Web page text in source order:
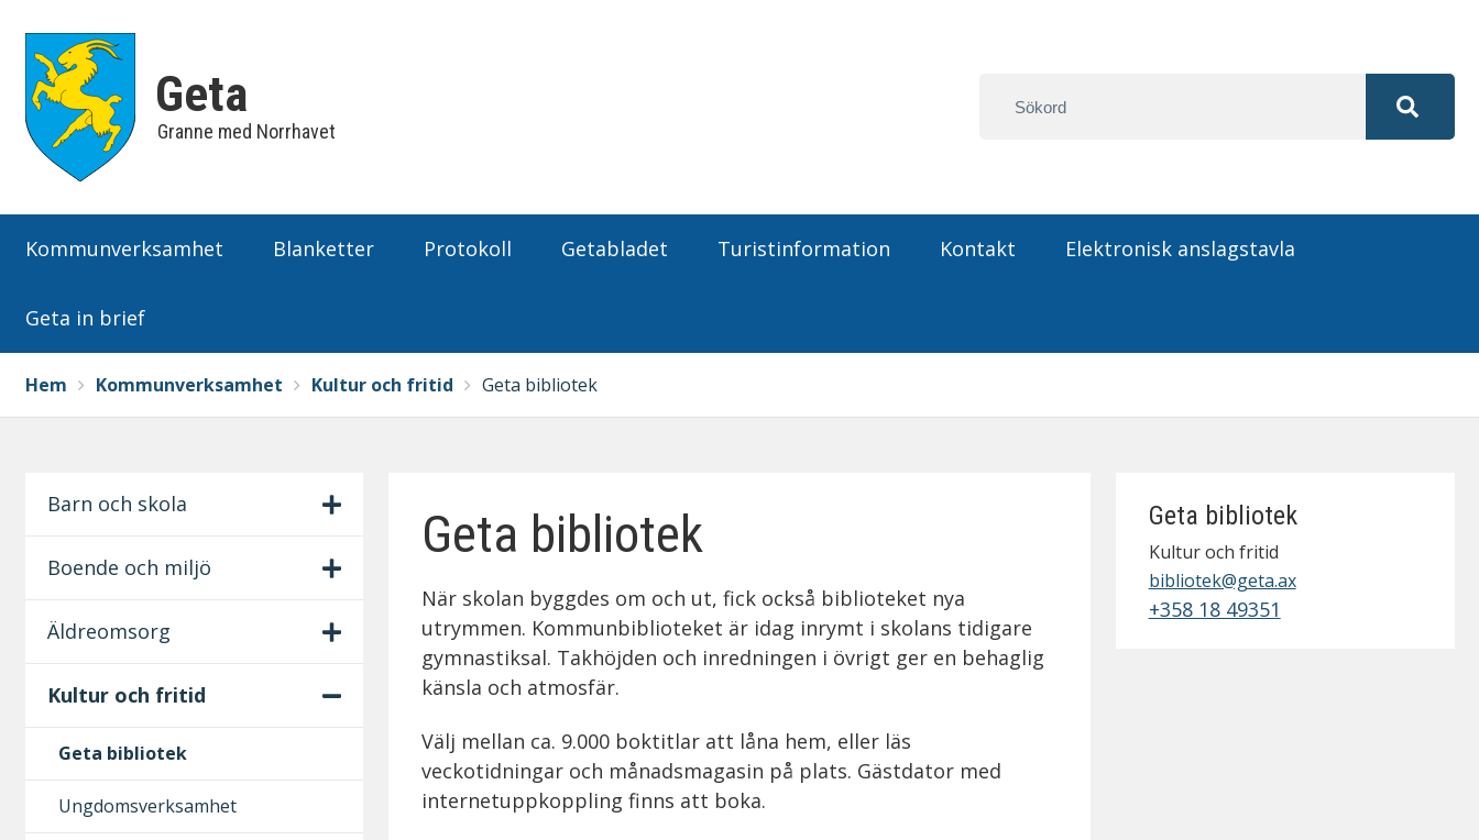
Geta
Granne med Norrhavet
Huvudmeny
Kommunverksamhet Blanketter Protokoll Getabladet Turistinformation Kontakt Elektronisk anslagstavla
Geta in brief
Breadcrumbs
You
are
Hem Kommunverksamhet Kultur och fritid Geta bibliotek
Geta bibliotek
När skolan byggdes om och ut, fick också biblioteket nya
utrymmen. Kommunbiblioteket är idag inrymt i skolans tidigare
gymnastiksal. Takhöjden och inredningen i övrigt ger en behaglig
känsla och atmosfär.
Välj mellan ca. 9.000 boktitlar att låna hem, eller läs
veckotidningar och månadsmagasin på plats. Gästdator med
internetuppkoppling finns att boka.
Barn och skola
Boende och miljö
Äldreomsorg
Kultur och fritid
Geta bibliotek
Ungdomsverksamhet
Geta bibliotek
Kultur och fritid
bibliotek@geta.ax
+358 18 49351